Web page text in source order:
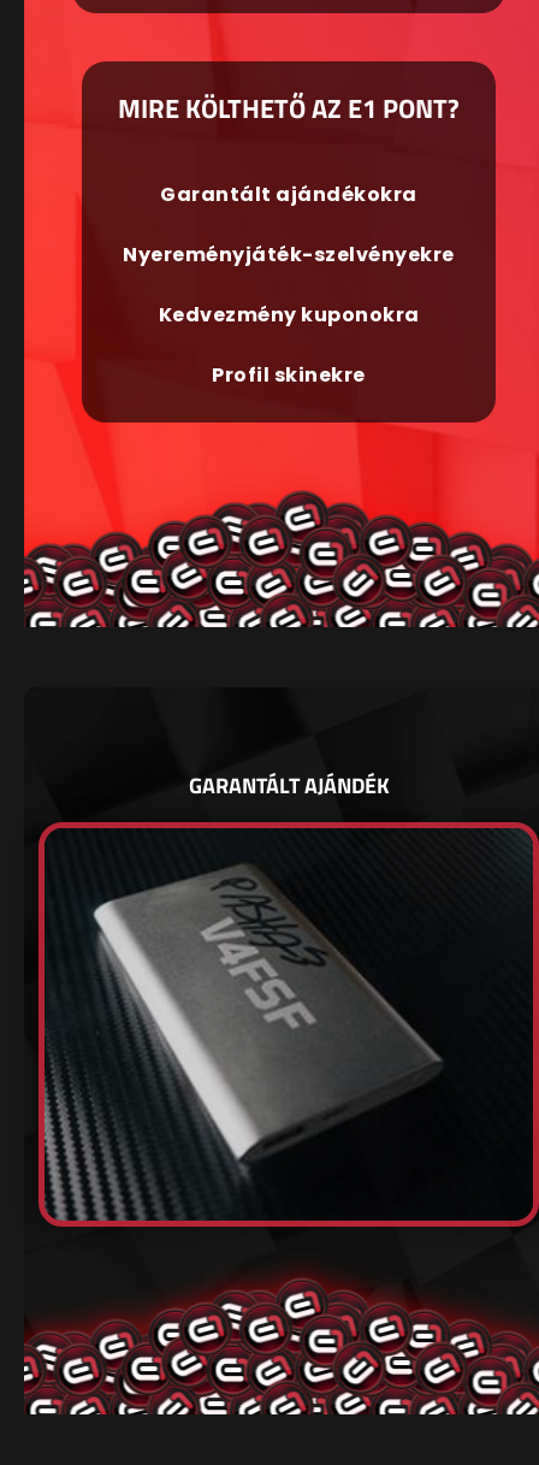
MIRE KÖLTHETŐ AZ E1 PONT?
Garantált ajándékokra
Nyereményjáték-szelvényekre
Kedvezmény kuponokra
Profil skinekre
GARANTÁLT AJÁNDÉK